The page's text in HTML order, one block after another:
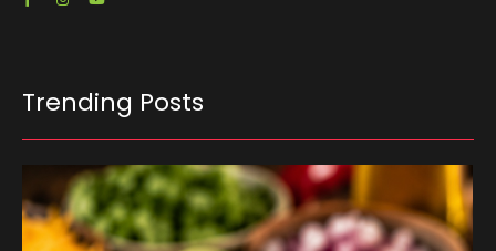
Trending Posts